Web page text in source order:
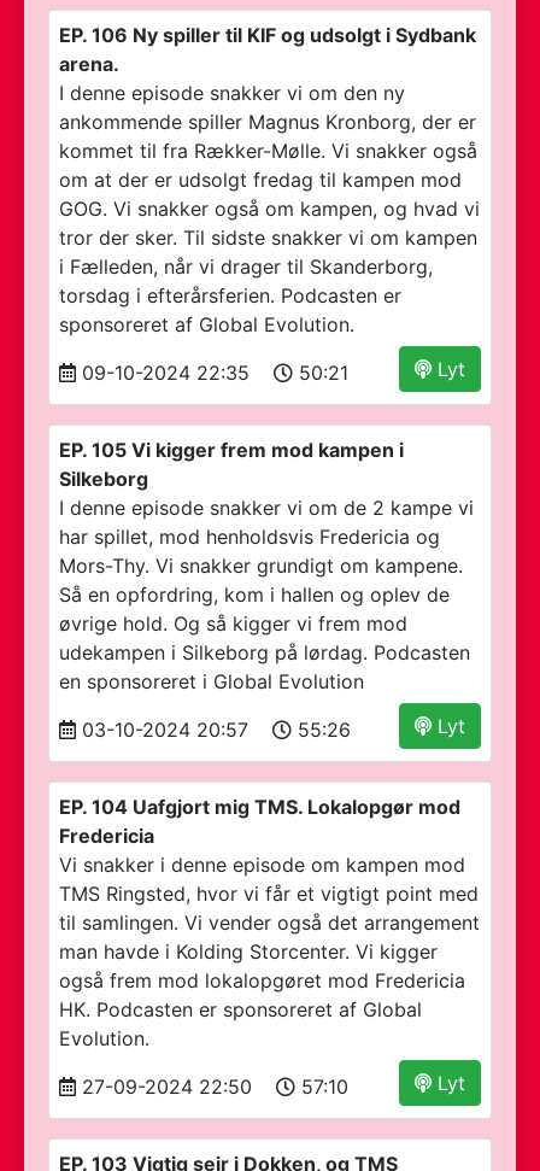
EP. 106 Ny spiller til KIF og udsolgt i Sydbank
arena.
I denne episode snakker vi om den ny
ankommende spiller Magnus Kronborg, der er
kommet til fra Rækker-Mølle. Vi snakker også
om at der er udsolgt fredag til kampen mod
GOG. Vi snakker også om kampen, og hvad vi
tror der sker. Til sidste snakker vi om kampen
i Fælleden, når vi drager til Skanderborg,
torsdag i efterårsferien. Podcasten er
sponsoreret af Global Evolution.
Lyt
09-10-2024 22:35 50:21
EP. 105 Vi kigger frem mod kampen i
Silkeborg
I denne episode snakker vi om de 2 kampe vi
har spillet, mod henholdsvis Fredericia og
Mors-Thy. Vi snakker grundigt om kampene.
Så en opfordring, kom i hallen og oplev de
øvrige hold. Og så kigger vi frem mod
udekampen i Silkeborg på lørdag. Podcasten
en sponsoreret i Global Evolution
Lyt
03-10-2024 20:57 55:26
EP. 104 Uafgjort mig TMS. Lokalopgør mod
Fredericia
Vi snakker i denne episode om kampen mod
TMS Ringsted, hvor vi får et vigtigt point med
til samlingen. Vi vender også det arrangement
man havde i Kolding Storcenter. Vi kigger
også frem mod lokalopgøret mod Fredericia
HK. Podcasten er sponsoreret af Global
Evolution.
Lyt
27-09-2024 22:50 57:10
EP. 103 Vigtig sejr i Dokken, og TMS